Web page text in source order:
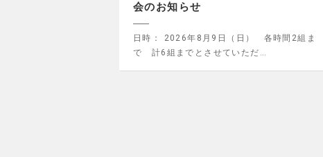
会のお知らせ
日時：
2026年8月9日（日） 各時間2組ま
で 計6組までとさせていただ…